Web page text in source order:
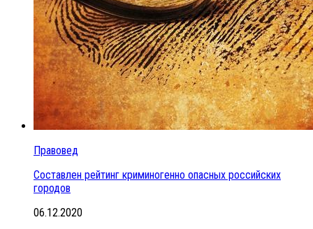
Правовед
Составлен рейтинг криминогенно опасных российских
городов
06.12.2020